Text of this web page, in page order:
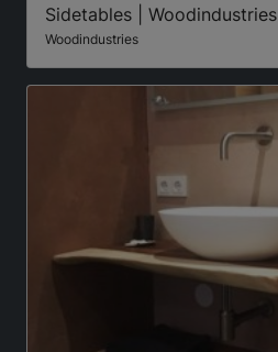
Sidetables | Woodindustries
Woodindustries